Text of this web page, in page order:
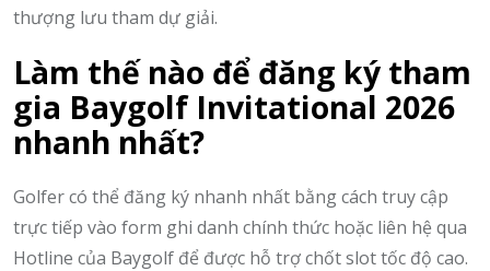
thượng lưu tham dự giải.
Làm thế nào để đăng ký tham
gia Baygolf Invitational 2026
nhanh nhất?
Golfer có thể đăng ký nhanh nhất bằng cách truy cập
trực tiếp vào form ghi danh chính thức hoặc liên hệ qua
Hotline của Baygolf để được hỗ trợ chốt slot tốc độ cao.